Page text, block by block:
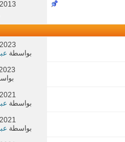
بواسطة
بواسطة
بواسطة